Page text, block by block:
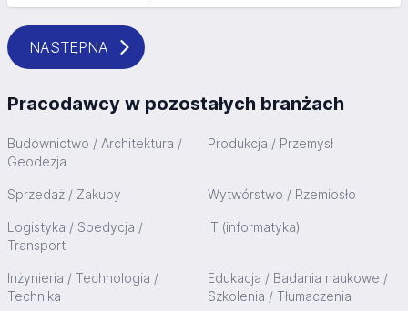
NASTĘPNA
Pracodawcy w pozostałych branżach
Budownictwo / Architektura /
Geodezja
Produkcja / Przemysł
Sprzedaż / Zakupy Wytwórstwo / Rzemiosło
Logistyka / Spedycja /
Transport
IT (informatyka)
Inżynieria / Technologia /
Technika
Edukacja / Badania naukowe /
Szkolenia / Tłumaczenia